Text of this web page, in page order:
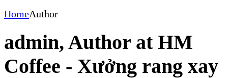
HomeAuthor
admin, Author at HM
Coffee - Xưởng rang xay